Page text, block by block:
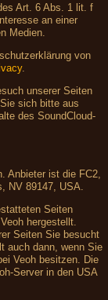
Art. 6 Abs. 1 lit. f
an einer
Medien.
von
.
unserer Seiten
sich bitte aus
des SoundCloud-
Anbieter ist die FC2,
NV 89147, USA.
Seiten
hergestellt.
Seiten Sie besucht
auch dann, wenn Sie
Veoh besitzen. Die
Server in den USA